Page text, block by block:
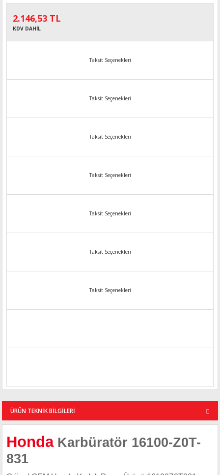
2.146,53 TL
KDV DAHİL
Taksit Seçenekleri
Taksit Seçenekleri
Taksit Seçenekleri
Taksit Seçenekleri
Taksit Seçenekleri
Taksit Seçenekleri
Taksit Seçenekleri
ÜRÜN TEKNİK BİLGİLERİ
HondaKarbüratör 16100-Z0T-
831